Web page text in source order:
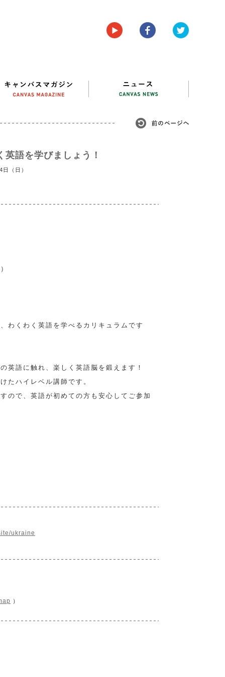
語を学びましょう！
（日）
わくわく英語を学べるカリキュラムです
英語に触れ、楽しく英語脳を鍛えます！
たハイレベル講師です。
ので、英語が初めての方も安心してご参加
ukraine
）